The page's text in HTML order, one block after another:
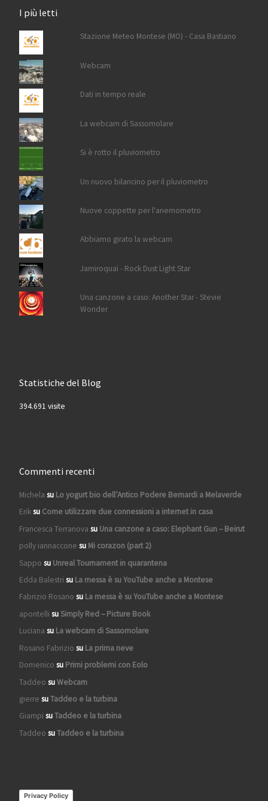
I più letti
Stazione Meteo Montese (MO) - Casa Bastiano
Webcam
Dati in tempo reale
La webcam di Sassomolare
Si è rotto il pluviometro
Un nuovo bilancino per il pluviometro
Nuove coppette per l'anemometro
Abbiamo girato la webcam
Jamiroquai - Rock Dust Light Star
Una canzone a caso: Another Star - Stevie
Wonder
Statistiche del Blog
394.691 visite
Commenti recenti
Michela su Lo yogurt bio dell’Antico Podere Bernardi a Melaverde
Eriksu Come utilizzare due connessioni a internet in casa
Francesca Terranova su Una canzone a caso: Elephant Gun – Beirut
polly iannaccone su Mi corazon (part 2)
Sappo su Unreal Tournament in quarantena
Edda Balestri su La messa è su YouTube anche a Montese
Fabrizio Rosano su La messa è su YouTube anche a Montese
apontelli suSimply Red – Picture Book
Luciana su La webcam di Sassomolare
Rosano Fabrizio su La prima neve
Domenico su Primi problemi con Eolo
Taddeo suWebcam
gierre suTaddeo e la turbina
Giampi suTaddeo e la turbina
Taddeo suTaddeo e la turbina
Privacy Policy